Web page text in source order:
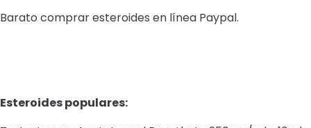
Barato comprar esteroides en línea Paypal.
Esteroides populares: